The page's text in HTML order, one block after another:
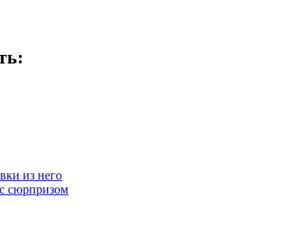
из него
сюрпризом